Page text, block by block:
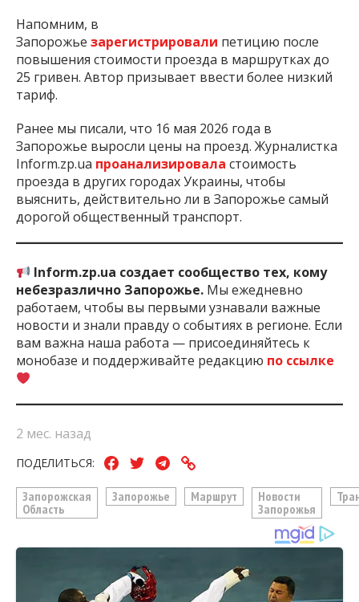
Напомним, в
Запорожье зарегистрировали петицию после
повышения стоимости проезда в маршрутках до
25 гривен. Автор призывает ввести более низкий
тариф.
Ранее мы писали, что 16 мая 2026 года в
Запорожье выросли цены на проезд. Журналистка
Inform.zp.ua проанализировала стоимость
проезда в других городах Украины, чтобы
выяснить, действительно ли в Запорожье самый
дорогой общественный транспорт.
Inform.zp.ua создает сообщество тех, кому
небезразлично Запорожье. Мы ежедневно
работаем, чтобы вы первыми узнавали важные
новости и знали правду о событиях в регионе. Если
вам важна наша работа — присоединяйтесь к
монобазе и поддерживайте редакцию по ссылке
2 мес. назад
ПОДЕЛИТЬСЯ:
Запорожская
Область
Запорожье Маршрут
Новости
Запорожья